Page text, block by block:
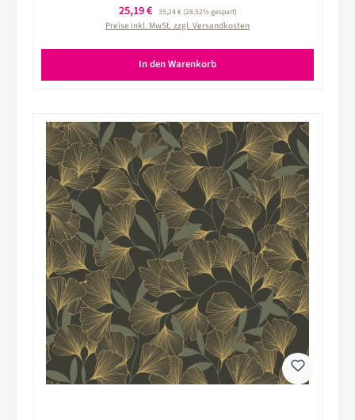
Verkaufspreis:
25,19 € Regulärer Preis:
35,24 €(28.52% gespart)
Preise inkl. MwSt. zzgl. Versandkosten
In den Warenkorb